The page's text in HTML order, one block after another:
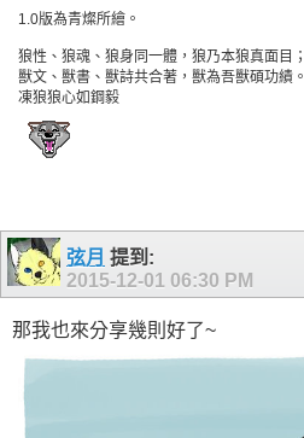
1.0版為青燦所繪。
狼性、狼魂、狼身同一體，狼乃本狼真面目；
獸文、獸書、獸詩共合著，獸為吾獸碩功績。
凍狼狼心如鋼毅
弦月 提到:
2015-12-01 06:30 PM
那我也來分享幾則好了~